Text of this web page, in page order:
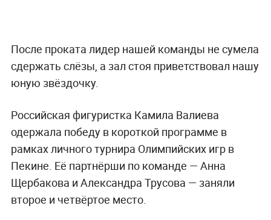
После проката лидер нашей команды не сумела
сдержать слёзы, а зал стоя приветствовал нашу
юную звёздочку.
Российская фигуристка Камила Валиева
одержала победу в короткой программе в
рамках личного турнира Олимпийских игр в
Пекине. Её партнёрши по команде — Анна
Щербакова и Александра Трусова — заняли
второе и четвёртое место.